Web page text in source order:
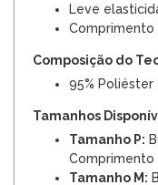
Leve
Composição do
95% Poliéster
Tamanhos
Tamanho P:
Comprimento
Tamanho M: